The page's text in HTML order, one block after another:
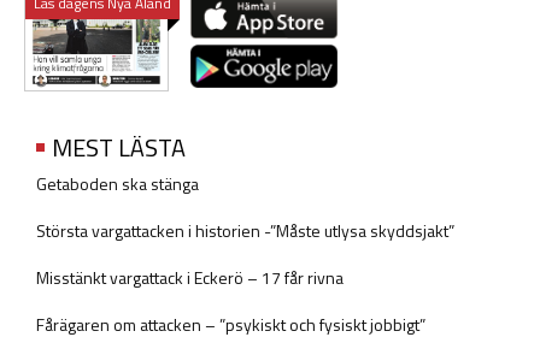
MEST LÄSTA
Getaboden ska stänga
Största vargattacken i historien -”Måste utlysa skyddsjakt”
Misstänkt vargattack i Eckerö – 17 får rivna
Fårägaren om attacken – ”psykiskt och fysiskt jobbigt”